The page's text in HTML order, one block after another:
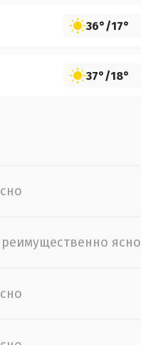
36°/17°
37°/18°
ясно